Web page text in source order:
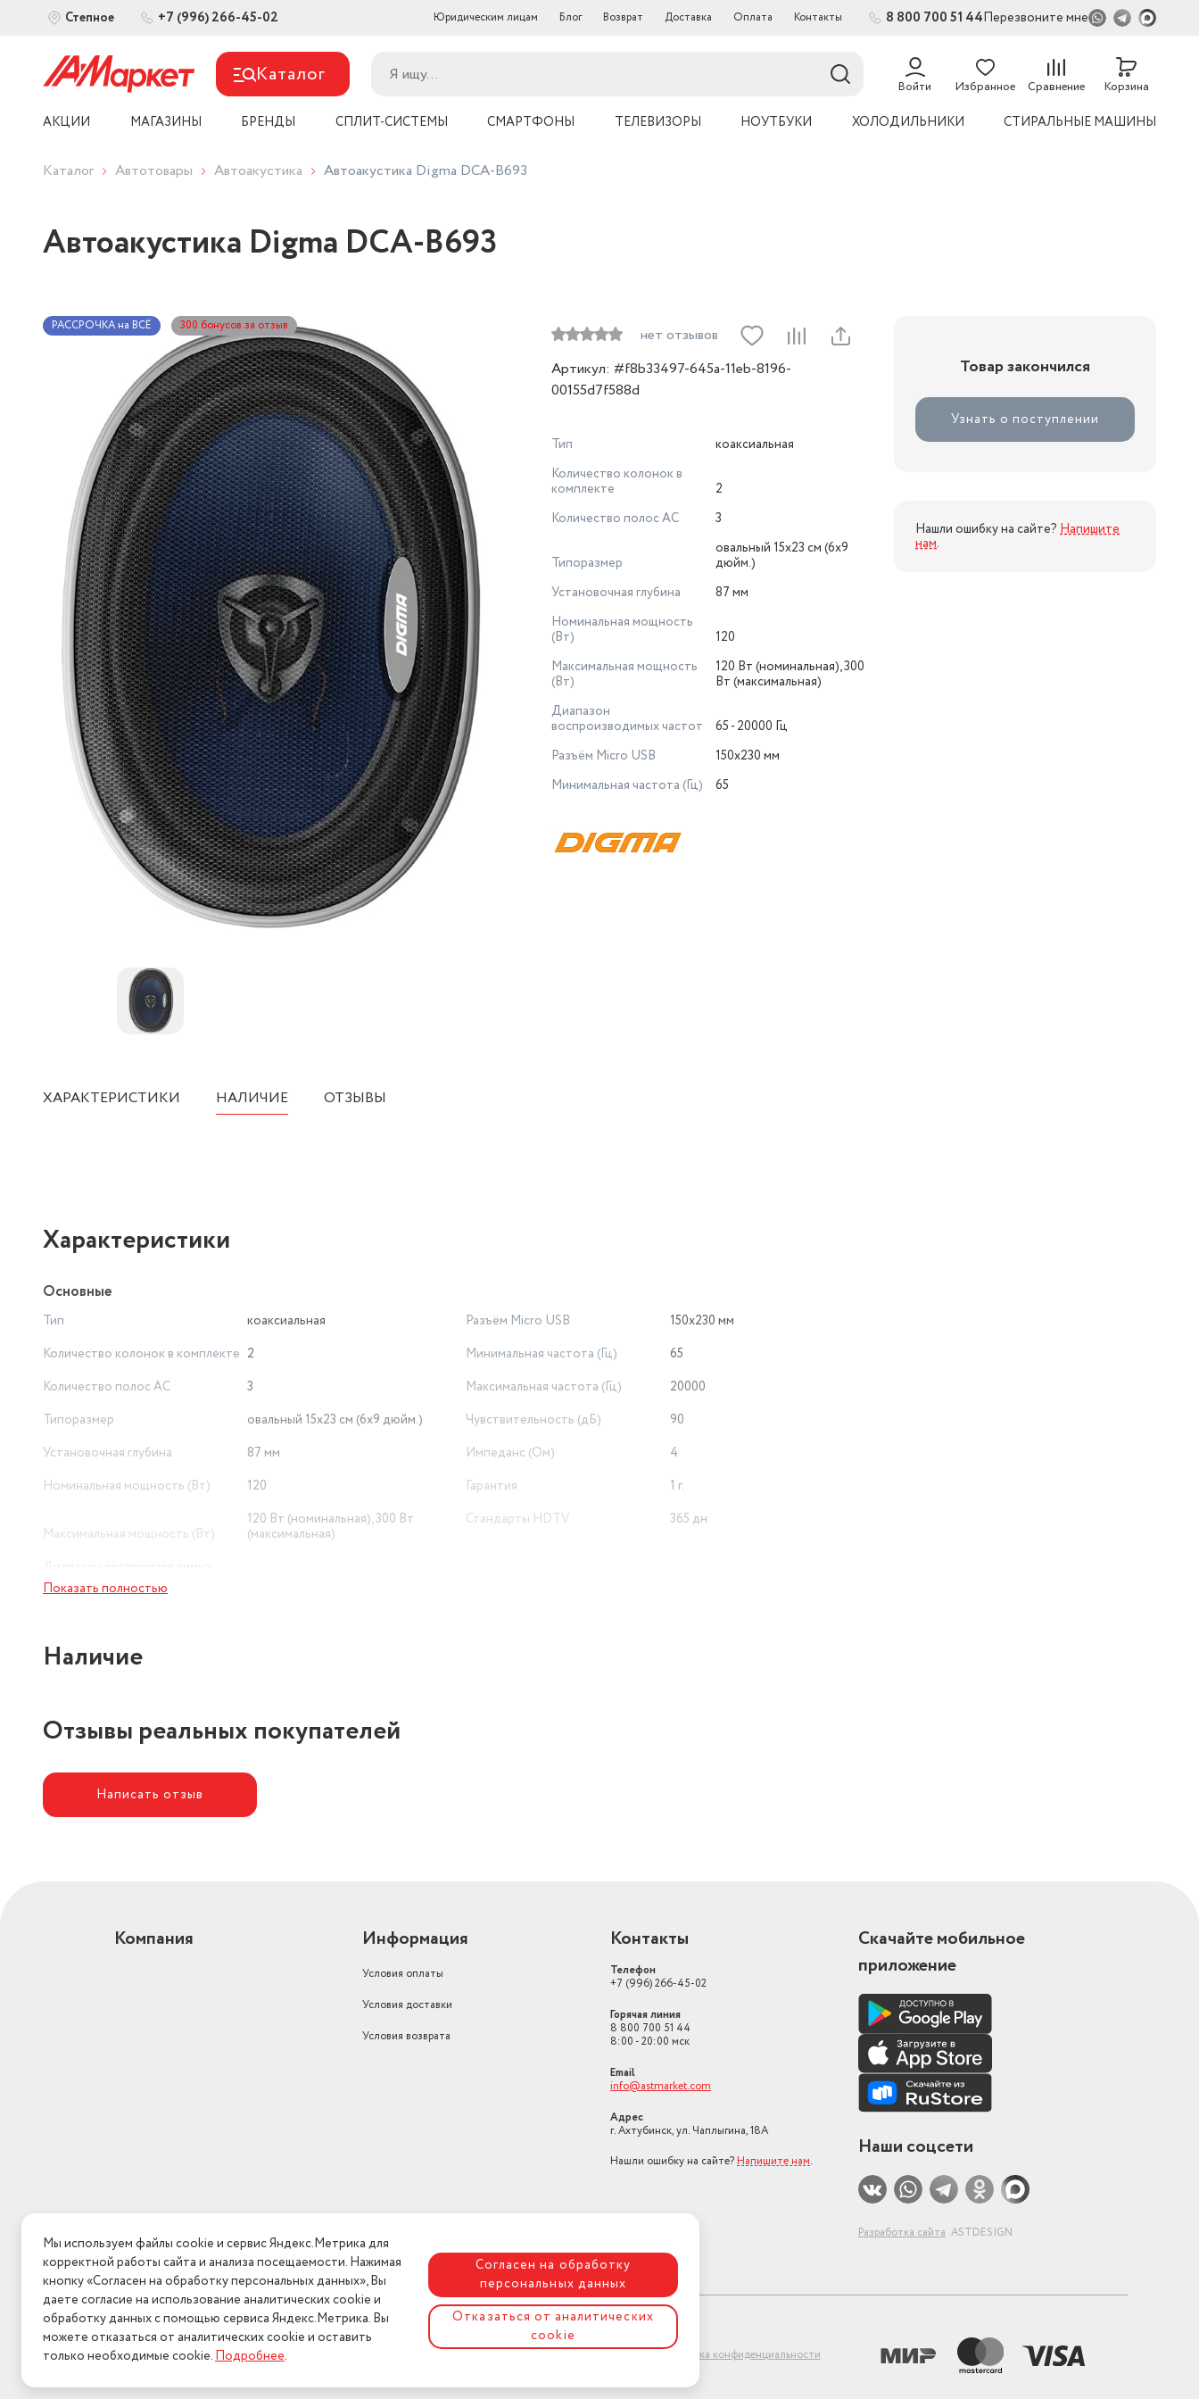
Степное +7 (996) 266-45-02 Юридическим лицам Блог Возврат Доставка Оплата Контакты 8 800 700 51 44Перезвоните мне
Каталог Войти Избранное Сравнение
54
Корзина
АКЦИИ МАГАЗИНЫ БРЕНДЫ СПЛИТ-СИСТЕМЫ СМАРТФОНЫ ТЕЛЕВИЗОРЫ НОУТБУКИ ХОЛОДИЛЬНИКИ СТИРАЛЬНЫЕ МАШИНЫ
Каталог Автотовары Автоакустика Автоакустика Digma DCA-B693
Автоакустика Digma DCA-B693
РАССРОЧКА на ВСЁ 300 бонусов за отзыв
нет отзывов
Артикул: #f8b33497-645a-11eb-8196-
00155d7f588d
Тип
коаксиальная
Количество колонок в
комплекте
2
Количество полос AC
3
Типоразмер
овальный 15x23 см (6x9
дюйм.)
Установочная глубина
87 мм
Номинальная мощность
(Вт)
120
Максимальная мощность
(Вт)
120 Вт (номинальная), 300
Вт (максимальная)
Диапазон
воспроизводимых частот
65 - 20000 Гц
Разъём Micro USB
150x230 мм
Минимальная частота (Гц)
65
Товар закончился
Узнать о поступлении
Нашли ошибку на сайте? Напишите
нам.
ХАРАКТЕРИСТИКИ НАЛИЧИЕ ОТЗЫВЫ
Характеристики
Основные
Тип
коаксиальная
Количество колонок в комплекте 2
Количество полос AC
3
Типоразмер
овальный 15x23 см (6x9 дюйм.)
Установочная глубина
87 мм
Номинальная мощность (Вт)
120
Максимальная мощность (Вт)
120 Вт (номинальная), 300 Вт
(максимальная)
частот
Разъём Micro USB
150x230 мм
Минимальная частота (Гц)
65
Максимальная частота (Гц)
20000
Чувствительность (дБ)
90
Импеданс (Ом)
4
Гарантия
1 г.
Стандарты HDTV
365 дн.
Показать полностью
Наличие
Отзывы реальных покупателей
Написать отзыв
Компания Информация
Условия оплаты
Условия доставки
Условия возврата
Контакты
Телефон
+7 (996) 266-45-02
Горячая линия
8 800 700 51 44
8:00 - 20:00 мск
Email
info@astmarket.com
Адрес
г. Ахтубинск, ул. Чаплыгина, 18А
Нашли ошибку на сайте? Напишите нам.
Скачайте мобильное
приложение
Наши соцсети
Разработка сайта ASTDESIGN
Политика конфиденциальности
Мы используем файлы cookie и сервис Яндекс.Метрика для
корректной работы сайта и анализа посещаемости. Нажимая
кнопку «Согласен на обработку персональных данных», Вы
даете согласие на использование аналитических cookie и
обработку данных с помощью сервиса Яндекс.Метрика. Вы
можете отказаться от аналитических cookie и оставить
только необходимые cookie.Подробнее.
Согласен на обработку
персональных данных
Отказаться от аналитических
cookie